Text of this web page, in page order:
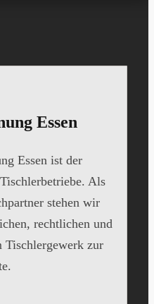
Essen
Essen ist der
Als
stehen wir
rechtlichen und
Tischlergewerk zur